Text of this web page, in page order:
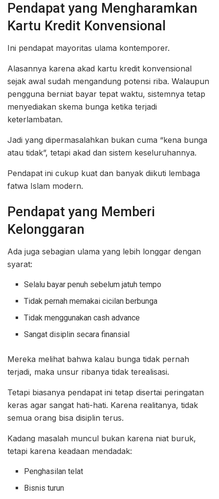
Pendapat yang Mengharamkan
Kartu Kredit Konvensional
Ini pendapat mayoritas ulama kontemporer.
Alasannya karena akad kartu kredit konvensional
sejak awal sudah mengandung potensi riba. Walaupun
pengguna berniat bayar tepat waktu, sistemnya tetap
menyediakan skema bunga ketika terjadi
keterlambatan.
Jadi yang dipermasalahkan bukan cuma “kena bunga
atau tidak”, tetapi akad dan sistem keseluruhannya.
Pendapat ini cukup kuat dan banyak diikuti lembaga
fatwa Islam modern.
Pendapat yang Memberi
Kelonggaran
Ada juga sebagian ulama yang lebih longgar dengan
syarat:
Selalu bayar penuh sebelum jatuh tempo
Tidak pernah memakai cicilan berbunga
Tidak menggunakan cash advance
Sangat disiplin secara finansial
Mereka melihat bahwa kalau bunga tidak pernah
terjadi, maka unsur ribanya tidak terealisasi.
Tetapi biasanya pendapat ini tetap disertai peringatan
keras agar sangat hati-hati. Karena realitanya, tidak
semua orang bisa disiplin terus.
Kadang masalah muncul bukan karena niat buruk,
tetapi karena keadaan mendadak:
Penghasilan telat
Bisnis turun